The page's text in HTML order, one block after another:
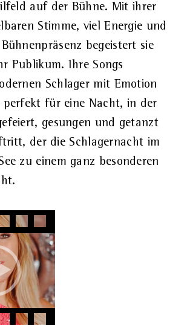
auf der Bühne. Mit ihrer
Stimme, viel Energie und
begeistert sie
Publikum. Ihre Songs
Schlager mit Emotion
perfekt für eine Nacht, in der
gesungen und getanzt
der die Schlagernacht im
zu einem ganz besonderen